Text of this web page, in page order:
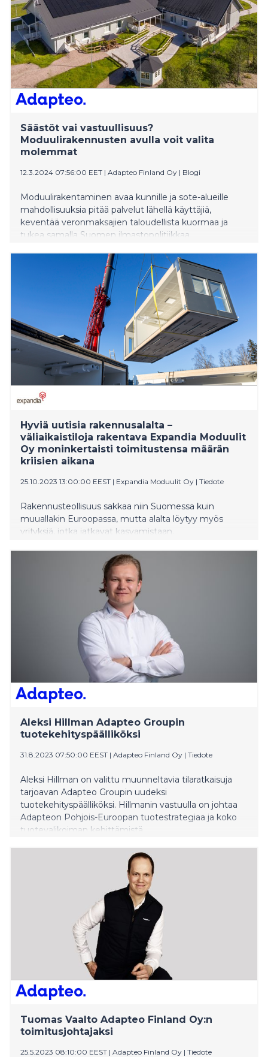
Säästöt vai vastuullisuus?
Moduulirakennusten avulla voit valita
molemmat
12.3.2024 07:56:00 EET | Adapteo Finland Oy | Blogi
Moduulirakentaminen avaa kunnille ja sote-alueille
mahdollisuuksia pitää palvelut lähellä käyttäjiä,
keventää veronmaksajien taloudellista kuormaa ja
tukea samalla Suomen ilmastopolitiikkaa.
Hyviä uutisia rakennusalalta –
väliaikaistiloja rakentava Expandia Moduulit
Oy moninkertaisti toimitustensa määrän
kriisien aikana
25.10.2023 13:00:00 EEST | Expandia Moduulit Oy | Tiedote
Rakennusteollisuus sakkaa niin Suomessa kuin
muuallakin Euroopassa, mutta alalta löytyy myös
yrityksiä, jotka jatkavat kasvamistaan.
toimittava Expandia Moduulit Oy moninkertaisti
toimitustensa määrän kriisien aikana, ja myös vuosi
2024 näyttää hyvältä.
Aleksi Hillman Adapteo Groupin
tuotekehityspäälliköksi
31.8.2023 07:50:00 EEST | Adapteo Finland Oy | Tiedote
Aleksi Hillman on valittu muunneltavia tilaratkaisuja
tarjoavan Adapteo Groupin uudeksi
tuotekehityspäälliköksi. Hillmanin vastuulla on johtaa
Adapteon Pohjois-Euroopan tuotestrategiaa ja koko
tuotevalikoiman kehittämistä.
Tuomas Vaalto Adapteo Finland Oy:n
toimitusjohtajaksi
25.5.2023 08:10:00 EEST | Adapteo Finland Oy | Tiedote